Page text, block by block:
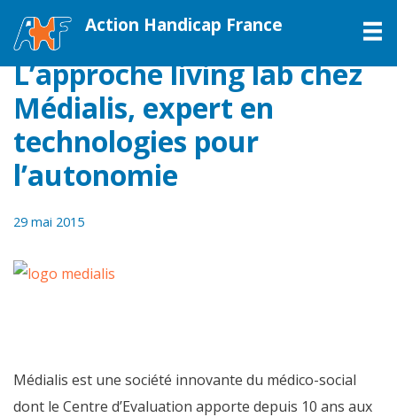
Action Handicap France
L’approche living lab chez
Médialis, expert en
technologies pour
l’autonomie
29 mai 2015
Médialis est une société innovante du médico-social
dont le Centre d’Evaluation apporte depuis 10 ans aux